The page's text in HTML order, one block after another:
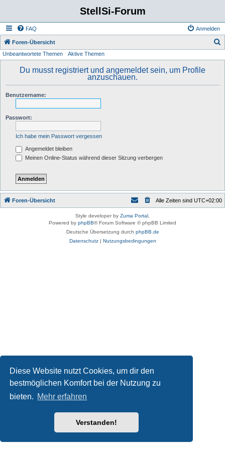
Diese Website nutzt Cookies, um dir den
bestmöglichen Komfort bei der Nutzung zu
bieten. Mehr erfahren
Verstanden!
StellSi-Forum
FAQ Anmelden
Foren-Übersicht
Unbeantwortete Themen Aktive Themen
Du musst registriert und angemeldet sein, um Profile
anzuschauen.
Benutzername:
Passwort:
Ich habe mein Passwort vergessen
Angemeldet bleiben
Meinen Online-Status während dieser Sitzung verbergen
Foren-Übersicht Alle Zeiten sind UTC+02:00
Style developer by Zuma Portal,
Powered by phpBB® Forum Software © phpBB Limited
Deutsche Übersetzung durch phpBB.de
Datenschutz| Nutzungsbedingungen